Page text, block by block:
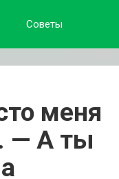
Советы
меня
— А ты